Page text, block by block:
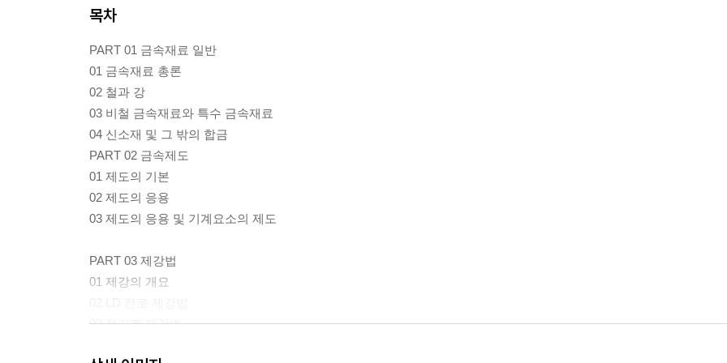
목차
PART 01 금속재료 일반
01 금속재료 총론
02 철과 강
03 비철 금속재료와 특수 금속재료
04 신소재 및 그 밖의 합금
PART 02 금속제도
01 제도의 기본
02 제도의 응용
03 제도의 응용 및 기계요소의 제도
PART 03 제강법
01 제강의 개요
03 전기로 제강법